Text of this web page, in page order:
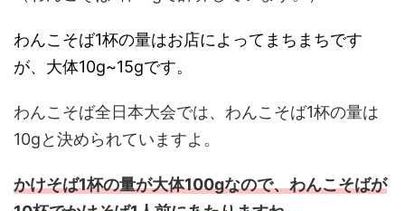
わんこそば1杯の量はお店によってまちまちです
が、大体10g~15gです。
わんこそば全日本大会では、わんこそば1杯の量は
10gと決められていますよ。
かけそば1杯の量が大体100gなので、わんこそばが